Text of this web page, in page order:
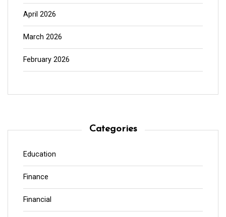
April 2026
March 2026
February 2026
Categories
Education
Finance
Financial